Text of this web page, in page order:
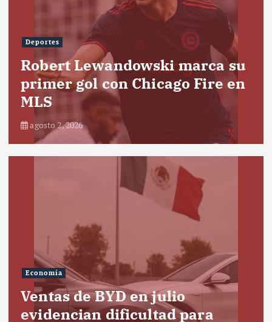
Deportes
Robert Lewandowski marca su
primer gol con Chicago Fire en
MLS
agosto 2, 2026
Economía
Ventas de BYD en julio
evidencian dificultad para